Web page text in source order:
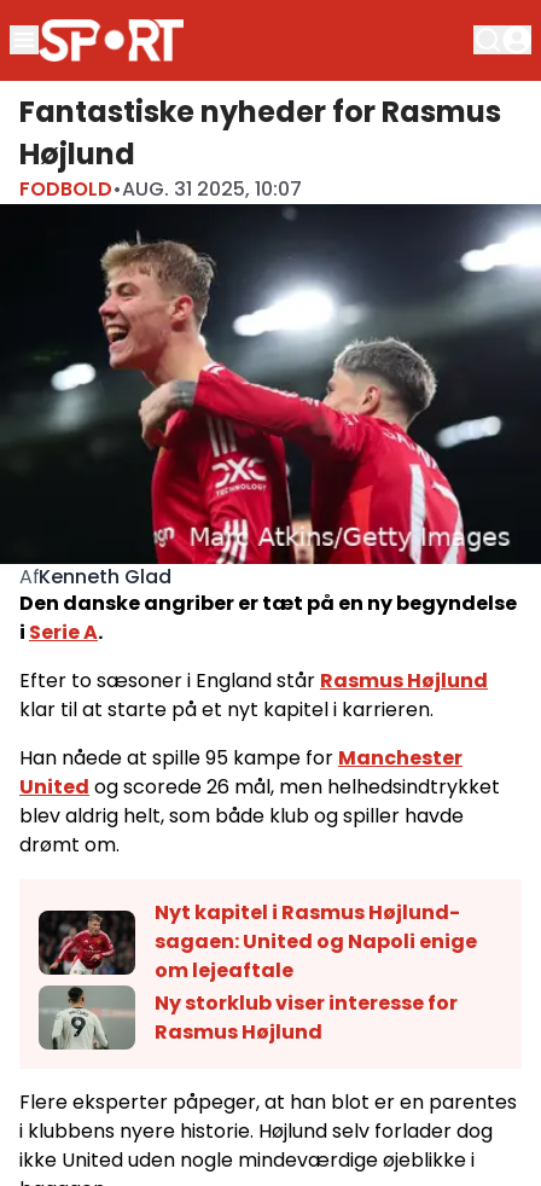
Fantastiske nyheder for Rasmus
Højlund
FODBOLD•AUG. 31 2025, 10:07
AfKenneth Glad
Den danske angriber er tæt på en ny begyndelse
i Serie A.
Efter to sæsoner i England står Rasmus Højlund
klar til at starte på et nyt kapitel i karrieren.
Han nåede at spille 95 kampe for Manchester
United og scorede 26 mål, men helhedsindtrykket
blev aldrig helt, som både klub og spiller havde
drømt om.
Nyt kapitel i Rasmus Højlund-
sagaen: United og Napoli enige
om lejeaftale
Ny storklub viser interesse for
Rasmus Højlund
Flere eksperter påpeger, at han blot er en parentes
i klubbens nyere historie. Højlund selv forlader dog
ikke United uden nogle mindeværdige øjeblikke i